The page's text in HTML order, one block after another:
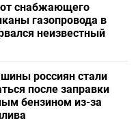
от снабжающего
газопровода в
неизвестный
россиян стали
после заправки
бензином из-за